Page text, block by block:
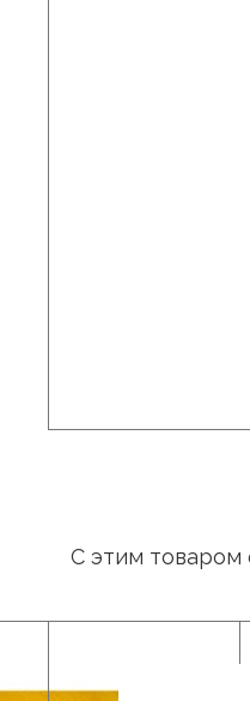
С этим товаром